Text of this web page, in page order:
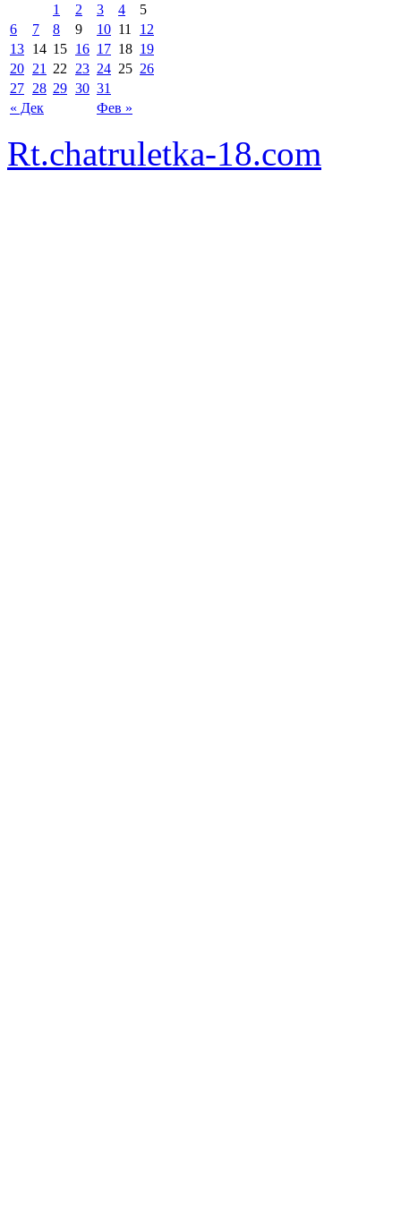
« Дек Фев »
1 2 3 4
5
6
7 8 9 10 11
12
13 14 15 16 17 18 19
20 21 22 23 24 25 26
27 28 29 30 31
Rt.chatruletka-18.com